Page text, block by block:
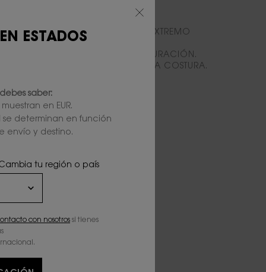
LASH CLASH
MÁSCARA VOLUMEN EXTREMO
VOLUMEN +200 %*.
HASTA 24 HORAS DE DURACIÓN.
ACABADO NEGRO ALTA COSTURA.
ESTADOS
saber:
en EUR.
se determinan en función
envío y destino.
tu región o país
con nosotros si tienes